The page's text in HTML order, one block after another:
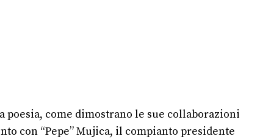
poesia, come dimostrano le sue collaborazioni
con “Pepe” Mujica, il compianto presidente